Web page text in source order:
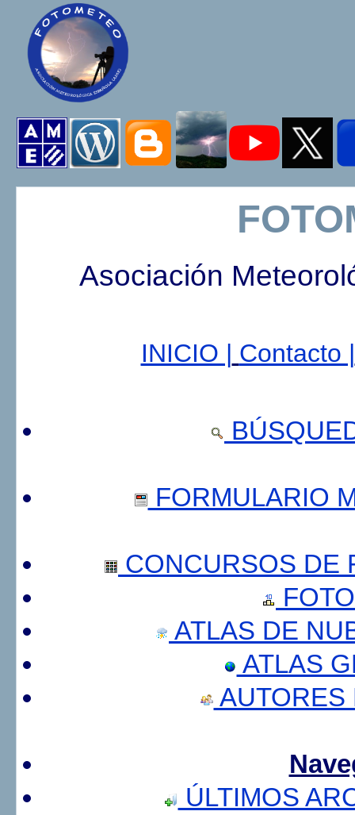
Asociación
INICIO | Contacto |
FORMULARIO
CONCURSOS DE
ATLAS DE
ATLAS
AUTORES
ÚLTIMOS